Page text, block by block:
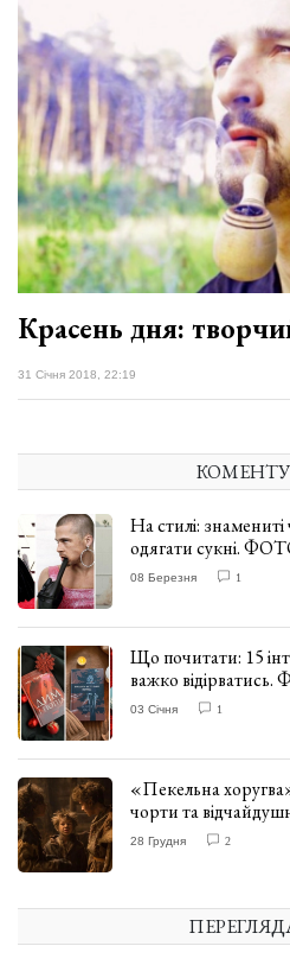
Красень дня:
31 Січня 2018, 22:19
На стилі:
одягати сукні.
08 Березня 1
Що почитати: 15
важко
03 Січня 1
«Пекельна
чорти та
ВІДГУК
28 Грудня 2